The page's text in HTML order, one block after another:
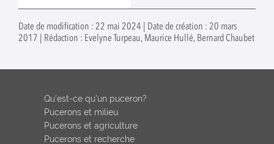
Date de modification : 22 mai 2024 | Date de création : 20 mars
2017 | Rédaction : Evelyne Turpeau, Maurice Hullé, Bernard Chaubet
Qu'est-ce qu'un puceron?
Pucerons et milieu
Pucerons et agriculture
Pucerons et recherche